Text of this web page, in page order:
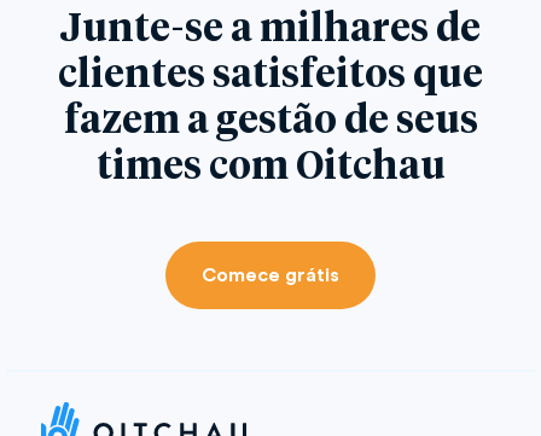
Junte-se a milhares de
clientes satisfeitos que
fazem a gestão de seus
times com Oitchau
Comece grátis